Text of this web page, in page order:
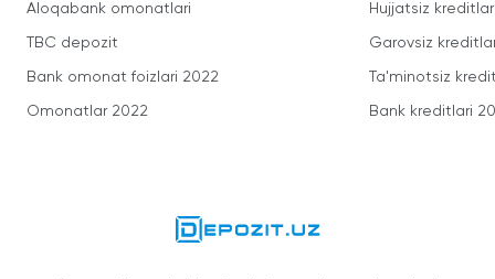
Aloqabank omonatlari
TBC depozit
Bank omonat foizlari 2022
Omonatlar 2022
Hujjatsiz kreditlar
Garovsiz
Ta'minotsiz
Bank kreditlari